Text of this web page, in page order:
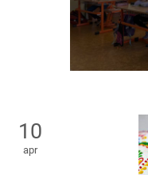
10
apr